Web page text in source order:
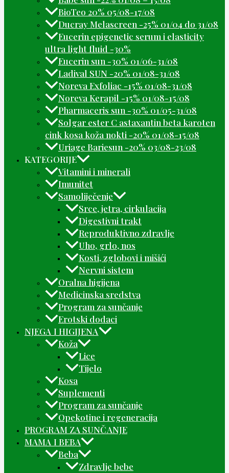
BioTeo 20% 05/08-17/08
Ducray Melascreen -25% 01/04 do 31/08
Eucerin epigenetic serum i elasticity
ultra light fluid -30%
Eucerin sun -30% 01/06-31/08
Ladival SUN -20% 01/08-31/08
Noreva Exfoliac -15% 01/08-31/08
Noreva Kerapil -15% 01/08-15/08
Pharmaceris sun -30% 01/05-31/08
Solgar ester C astaxantin beta karoten
cink kosa koža nokti -20% 01/08-15/08
Uriage Bariesun -20% 03/08-23/08
KATEGORIJE
Vitamini i minerali
Imunitet
Samoliječenje
Srce, jetra, cirkulacija
Digestivni trakt
Reproduktivno zdravlje
Uho, grlo, nos
Kosti, zglobovi i mišići
Nervni sistem
Oralna higijena
Medicinska sredstva
Program za sunčanje
Erotski dodaci
NJEGA I HIGIJENA
Koža
Lice
Tijelo
Kosa
Suplementi
Program za sunčanje
Opekotine i regeneracija
PROGRAM ZA SUNČANJE
MAMA I BEBA
Beba
Zdravlje bebe